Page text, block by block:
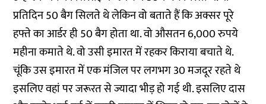
प्रतिदिन 50 बैग सिलते थे लेकिन वो बताते हैं कि अक्सर पूरे
हफ्ते का आर्डर ही 50 बैग होता था. वो औसतन 6,000 रुपये
महीना कमाते थे. वो उसी इमारत में रहकर किराया बचाते थे.
चूंकि उस इमारत में एक मंजिल पर लगभग 30 मजदूर रहते थे
इसलिए वहां पर जरूरत से ज्यादा भीड़ हो गई थी. इसलिए दास